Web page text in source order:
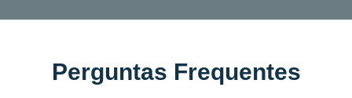
Perguntas Frequentes